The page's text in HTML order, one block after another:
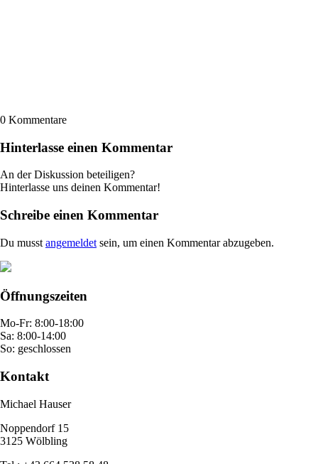
0 Kommentare
Hinterlasse einen Kommentar
An der Diskussion beteiligen?
Hinterlasse uns deinen Kommentar!
Schreibe einen Kommentar
Du musst angemeldet sein, um einen Kommentar abzugeben.
Öffnungszeiten
Mo-Fr: 8:00-18:00
Sa: 8:00-14:00
So: geschlossen
Kontakt
Michael Hauser
Noppendorf 15
3125 Wölbling